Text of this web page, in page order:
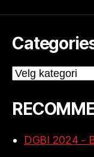
Categories
DGBI 2024 -